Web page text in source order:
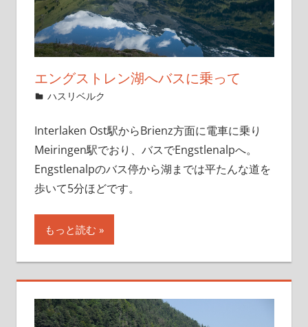
エングストレン湖へバスに乗って
2019年12月3日
管理者
ハスリベルク
Interlaken Ost駅からBrienz方面に電車に乗り
Meiringen駅でおり、バスでEngstlenalpへ。
Engstlenalpのバス停から湖までは平たんな道を
歩いて5分ほどです。
もっと読む